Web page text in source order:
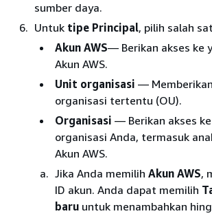
sumber daya.
Untuk tipe Principal, pilih salah
Akun AWS— Berikan akses ke
Akun AWS.
Unit organisasi —
organisasi tertentu (OU).
Organisasi — Berikan akses
organisasi Anda, termasuk
Akun AWS.
Jika Anda memilih Akun AWS,
ID akun. Anda dapat memilih
baru untuk menambahkan